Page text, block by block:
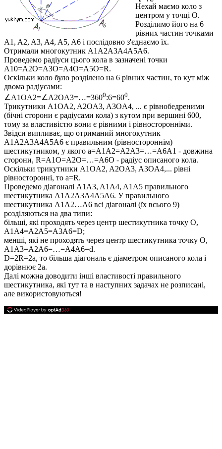
Нехай маємо коло з
центром у точці O.
Розділимо його на 6
рівних частин точками
A1, A2, A3, A4, A5, A6 і послідовно з'єднаємо їх.
Отримали многокутник A1A2A3A4A5A6.
Проведемо радіуси цього кола в зазначені точки
A10=A2O=A3O=A4O=A5O=R.
Оскільки коло було розділено на 6 рівних частин, то кут між
двома радіусами:
∠A1OA2=∠A2OA3=…=3600:6=600.
Трикутники A1OA2, A2OA3, A3OA4, ... є рівнобедреними
(бічні сторони є радіусами кола) з кутом при вершині 600,
тому за властивістю вони є рівними і рівносторонніми.
Звідси випливає, що отриманий многокутник
A1A2A3A4A5A6 є правильним (рівностороннім)
шестикутником, у якого a=A1A2=A2A3=…=A6A1 - довжина
сторони, R=A1O=A2O=…=A6O - радіус описаного кола.
Оскільки трикутники A1OA2, A2OA3, A3OA4,... рівні
рівносторонні, то a=R.
Проведемо діагоналі A1A3, A1A4, A1A5 правильного
шестикутника A1A2A3A4A5A6. У правильного
шестикутника A1A2…A6 всі діагоналі (їх всього 9)
розділяються на два типи:
більші, які проходять через центр шестикутника точку O,
A1A4=A2A5=A3A6=D;
менші, які не проходять через центр шестикутника точку O,
A1A3=A2A6=…=A4A6=d.
D=2R=2a, то більша діагональ є діаметром описаного кола і
дорівнює 2a.
Далі можна доводити інші властивості правильного
шестикутника, які тут та в наступних задачах не розписані,
але використовуються!